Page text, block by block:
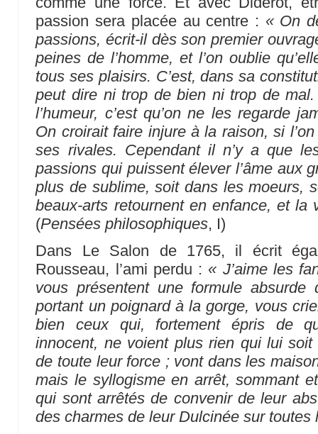
passion sera placée au centre : « On
passions, écrit-il dès son premier
peines de l’homme, et l’on oublie
tous ses plaisirs. C’est, dans sa
peut dire ni trop de bien ni trop de
l’humeur, c’est qu’on ne les regarde
On croirait faire injure à la raison, si
ses rivales. Cependant il n’y a que
passions qui puissent élever l’âme aux
plus de sublime, soit dans les moeurs,
beaux-arts retournent en enfance, et la
(Pensées philosophiques, I)
Dans Le Salon de 1765, il écrit
Rousseau, l’ami perdu : « J’aime les
vous présentent une formule
portant un poignard à la gorge, vous
bien ceux qui, fortement épris de
innocent, ne voient plus rien qui lui
de toute leur force ; vont dans les
mais le syllogisme en arrêt, sommant
qui sont arrêtés de convenir de leur
des charmes de leur Dulcinée sur